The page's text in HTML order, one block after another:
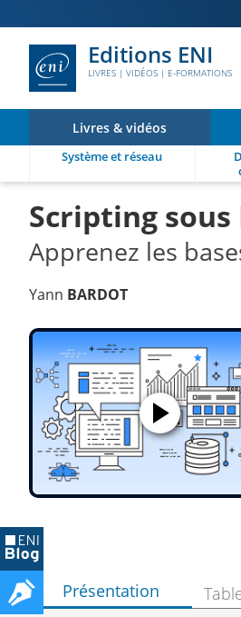
Editions ENI
LIVRES | VIDÉOS | E-FORMATIONS
Livres & vidéos
Système et réseau
Scripting
Apprenez les
Yann BARDOT
Présentation